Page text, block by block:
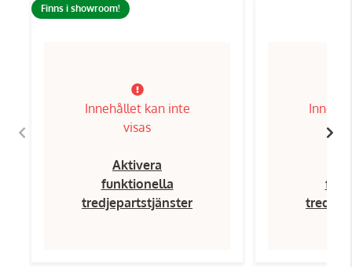
Finns i showroom!
Innehållet kan inte
visas
Aktivera
funktionella
tredjepartstjänster